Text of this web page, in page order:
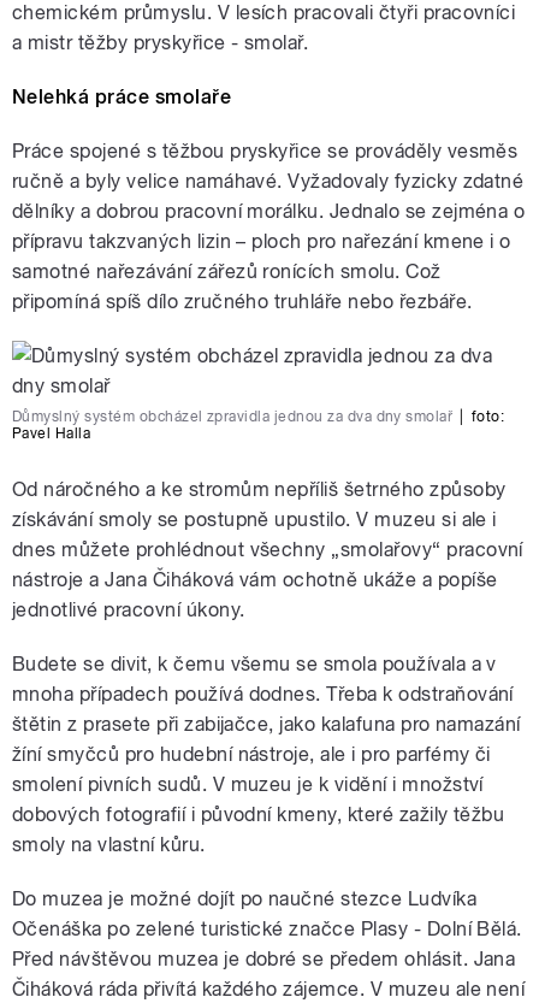
chemickém průmyslu. V lesích pracovali čtyři pracovníci
a mistr těžby pryskyřice - smolař.
Nelehká práce smolaře
Práce spojené s těžbou pryskyřice se prováděly vesměs
ručně a byly velice namáhavé. Vyžadovaly fyzicky zdatné
dělníky a dobrou pracovní morálku. Jednalo se zejména o
přípravu takzvaných lizin – ploch pro nařezání kmene i o
samotné nařezávání zářezů ronících smolu. Což
připomíná spíš dílo zručného truhláře nebo řezbáře.
Důmyslný systém obcházel zpravidla jednou za dva dny smolař
foto:
Pavel Halla
Od náročného a ke stromům nepříliš šetrného způsoby
získávání smoly se postupně upustilo. V muzeu si ale i
dnes můžete prohlédnout všechny „smolařovy“ pracovní
nástroje a Jana Čiháková vám ochotně ukáže a popíše
jednotlivé pracovní úkony.
Budete se divit, k čemu všemu se smola používala a v
mnoha případech používá dodnes. Třeba k odstraňování
štětin z prasete při zabijačce, jako kalafuna pro namazání
žíní smyčců pro hudební nástroje, ale i pro parfémy či
smolení pivních sudů. V muzeu je k vidění i množství
dobových fotografií i původní kmeny, které zažily těžbu
smoly na vlastní kůru.
Do muzea je možné dojít po naučné stezce Ludvíka
Očenáška po zelené turistické značce Plasy - Dolní Bělá.
Před návštěvou muzea je dobré se předem ohlásit. Jana
Čiháková ráda přivítá každého zájemce. V muzeu ale není